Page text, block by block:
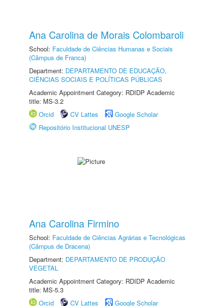
Ana Carolina de Morais Colombaroli
School: Faculdade de Ciências Humanas e Sociais
(Câmpus de Franca)
Department: DEPARTAMENTO DE EDUCAÇÃO,
CIÊNCIAS SOCIAIS E POLÍTICAS PÚBLICAS
Academic Appointment Category: RDIDP Academic
title: MS-3.2
Orcid
CV Lattes
Google Scholar
Repositório Institucional UNESP
Ana Carolina Firmino
School: Faculdade de Ciências Agrárias e Tecnológicas
(Câmpus de Dracena)
Department: DEPARTAMENTO DE PRODUÇÃO
VEGETAL
Academic Appointment Category: RDIDP Academic
title: MS-5.3
Orcid
CV Lattes
Google Scholar